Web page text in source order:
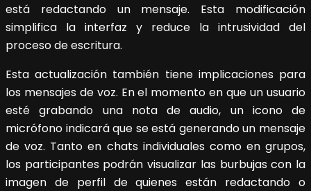
está redactando un mensaje. Esta modificación
simplifica la interfaz y reduce la intrusividad del
proceso de escritura.
Esta actualización también tiene implicaciones para
los mensajes de voz. En el momento en que un usuario
esté grabando una nota de audio, un icono de
micrófono indicará que se está generando un mensaje
de voz. Tanto en chats individuales como en grupos,
los participantes podrán visualizar las burbujas con la
imagen de perfil de quienes están redactando o